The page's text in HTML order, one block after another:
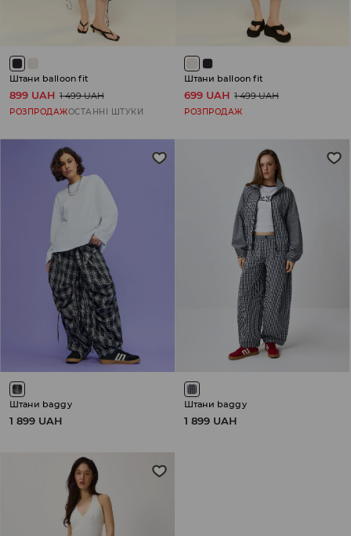
Штани balloon fit
899 UAH 1 499 UAH
РОЗПРОДАЖОСТАННІ ШТУКИ
Штани balloon fit
699 UAH 1 499 UAH
РОЗПРОДАЖ
Штани baggy
1 899 UAH
Штани baggy
1 899 UAH